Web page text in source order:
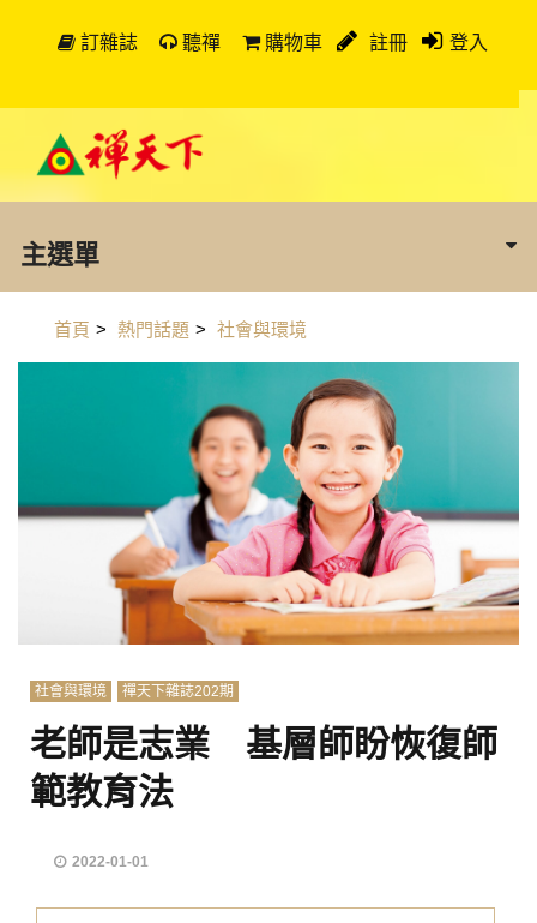
訂雜誌 聽禪 購物車 註冊 登入
主選單
首頁 > 熱門話題 > 社會與環境
社會與環境 禪天下雜誌202期
老師是志業 基層師盼恢復師
範教育法
2022-01-01